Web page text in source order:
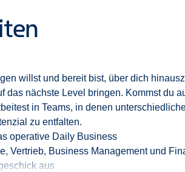
willst und bereit bist, über dich
das nächste Level bringen. Kommst du
in Teams, in denen
zu entfalten.
operative Daily Business
Vertrieb, Business Management und
aus